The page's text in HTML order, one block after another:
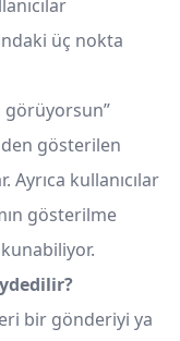
üç nokta
görüyorsun”
gösterilen
kullanıcılar
gösterilme
bir gönderiyi ya